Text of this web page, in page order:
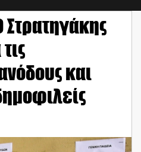
Στρατηγάκης
και